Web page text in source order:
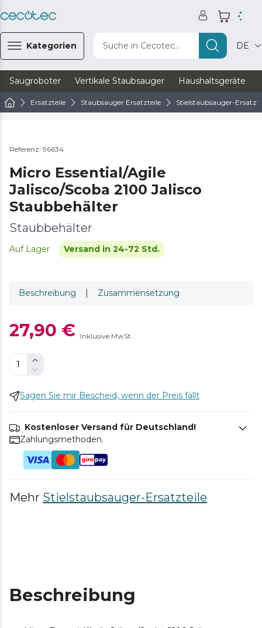
Kategorien Suche in Cecotec... DE
Saugroboter Vertikale Staubsauger Haushaltsgeräte
Ersatzteile Staubsauger Ersatzteile Stielstaubsauger-
Referenz: 96634
Micro Essential/Agile
Jalisco/Scoba 2100 Jalisco
Staubbehälter
Staubbehälter
Auf Lager Versand in 24-72 Std.
Beschreibung | Zusammensetzung
27,90 € Inklusive MwSt.
Sagen Sie mir Bescheid, wenn der Preis fällt
Kostenloser Versand für Deutschland!
Zahlungsmethoden.
Mehr Stielstaubsauger-Ersatzteile
Beschreibung